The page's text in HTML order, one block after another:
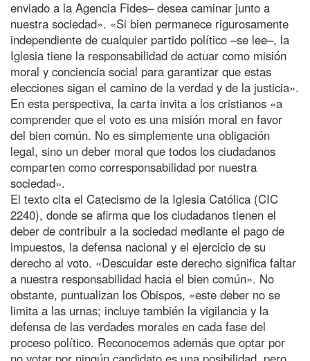
enviado a la Agencia Fides– desea caminar junto a
nuestra sociedad». «Si bien permanece rigurosamente
independiente de cualquier partido político –se lee–, la
Iglesia tiene la responsabilidad de actuar como misión
moral y conciencia social para garantizar que estas
elecciones sigan el camino de la verdad y de la justicia».
En esta perspectiva, la carta invita a los cristianos «a
comprender que el voto es una misión moral en favor
del bien común. No es simplemente una obligación
legal, sino un deber moral que todos los ciudadanos
comparten como corresponsabilidad por nuestra
sociedad».
El texto cita el Catecismo de la Iglesia Católica (CIC
2240), donde se afirma que los ciudadanos tienen el
deber de contribuir a la sociedad mediante el pago de
impuestos, la defensa nacional y el ejercicio de su
derecho al voto. «Descuidar este derecho significa faltar
a nuestra responsabilidad hacia el bien común». No
obstante, puntualizan los Obispos, «este deber no se
limita a las urnas; incluye también la vigilancia y la
defensa de las verdades morales en cada fase del
proceso político. Reconocemos además que optar por